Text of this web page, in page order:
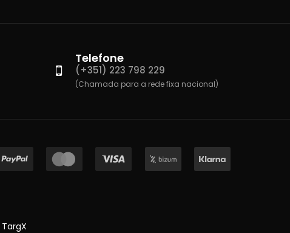
Telefone
(+351) 223 798 229
(Chamada para a rede fixa nacional)
TargX